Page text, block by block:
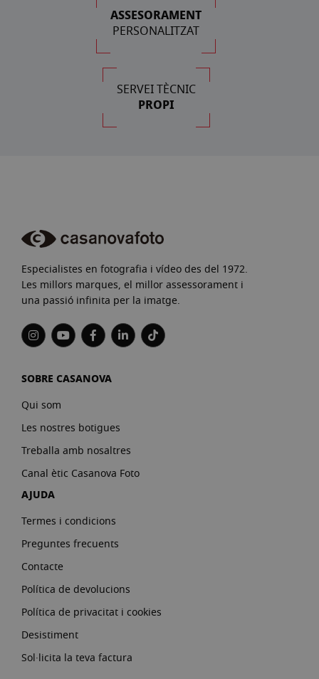
ASSESORAMENT
PERSONALITZAT
SERVEI TÈCNIC
PROPI
Especialistes en fotografia i vídeo des del 1972.
Les millors marques, el millor assessorament i
una passió infinita per la imatge.
SOBRE CASANOVA
Qui som
Les nostres botigues
Treballa amb nosaltres
Canal ètic Casanova Foto
AJUDA
Termes i condicions
Preguntes frecuents
Contacte
Política de devolucions
Política de privacitat i cookies
Desistiment
Sol·licita la teva factura